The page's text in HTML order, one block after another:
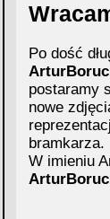
Po dość
postaramy
nowe
bramkarza.
W imieniu